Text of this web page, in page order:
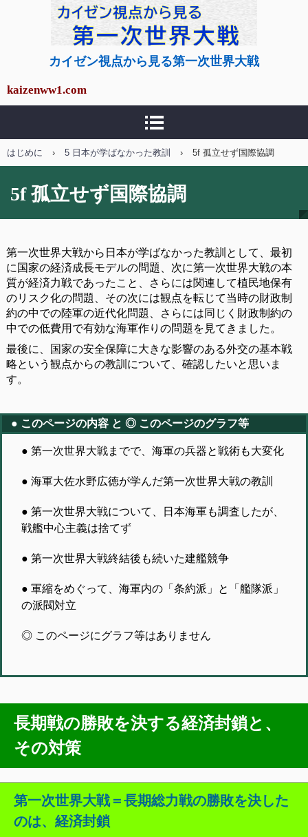
カイゼン視点から見る第
カイゼン視点から見る第一次世界大戦
kaizenww1.com
はじめに › 5 日本が学ばなかった教訓 › 5f 孤立せず国際協調
5f 孤立せず国際協調
第一次世界大戦から日本が学ばなかった教訓として、最初
に国家の経済成長モデルの問題、次に第一次世界大戦の本
質が経済力戦であったこと、さらには関連して植民地保有
のリスク化の問題、その次には観点を転じて当時の財政制
約の中での陸軍の近代化問題、さらには同じく財政制約の
中での低費用で有効な海軍作りの問題を見てきました。
最後に、国家の安全保障に大きな影響のある外交の基本戦
略という観点からの教訓について、確認したいと思いま
す。
● このページの内容 と ◎ このページのグラフ等
● 第一次世界大戦までで、海軍の兵器と戦術も大変化
● 海軍大佐水野広徳が学んだ第一次世界大戦の教訓
● 第一次世界大戦について、日本海軍も調査したが、
戦艦中心主義は捨てず
● 第一次世界大戦終結後も続いた建艦競争
● 軍縮をめぐって、海軍内の「条約派」と「艦隊派」
の派閥対立
◎ このページにグラフ等はありません
長期戦の勝敗を決する経済封鎖と、
その対策
第一次世界大戦＝長期総力戦の勝敗を決した
のは、経済封鎖